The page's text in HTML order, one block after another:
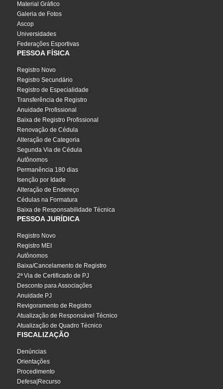
Material Gráfico
Galeria de Fotos
Ascop
Universidades
Federações Esportivas
PESSOA FÍSICA
Registro Novo
Registro Secundário
Registro de Especialidade
Transferência de Registro
Anuidade Profissional
Baixa de Registro Profissional
Renovação de Cédula
Alteração de Categoria
Segunda Via de Cédula
Autônomos
Permanência 180 dias
Isenção por Idade
Alteração de Endereço
Cédulas na Formatura
Baixa de Responsabilidade Técnica
PESSOA JURÍDICA
Registro Novo
Registro MEI
Autônomos
Baixa/Cancelamento de Registro
2ª Via de Certificado de PJ
Desconto para Associações
Anuidade PJ
Revigoramento de Registro
Atualização de Responsável Técnico
Atualização de Quadro Técnico
FISCALIZAÇÃO
Denúncias
Orientações
Procedimento
Defesa|Recurso